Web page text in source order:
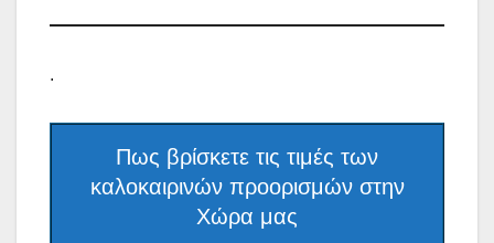
.
Πως βρίσκετε τις τιμές των
καλοκαιρινών προορισμών στην
Χώρα μας